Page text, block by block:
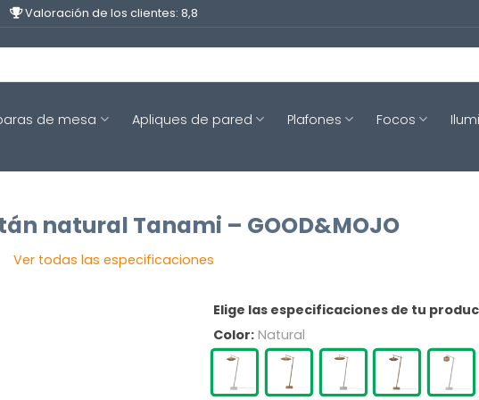
Valoración de los clientes: 8,8
de mesa Apliques de pared Plafones Focos
natural Tanami – GOOD&MOJO
Ver todas las especificaciones
Elige las especificaciones de tu
Color: Natural